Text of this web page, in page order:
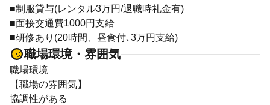
■制服貸与(レンタル3万円/退職時礼金有)
■面接交通費1000円支給
■研修あり(20時間、昼食付､3万円支給)
職場環境・雰囲気
職場環境
【職場の雰囲気】
協調性がある